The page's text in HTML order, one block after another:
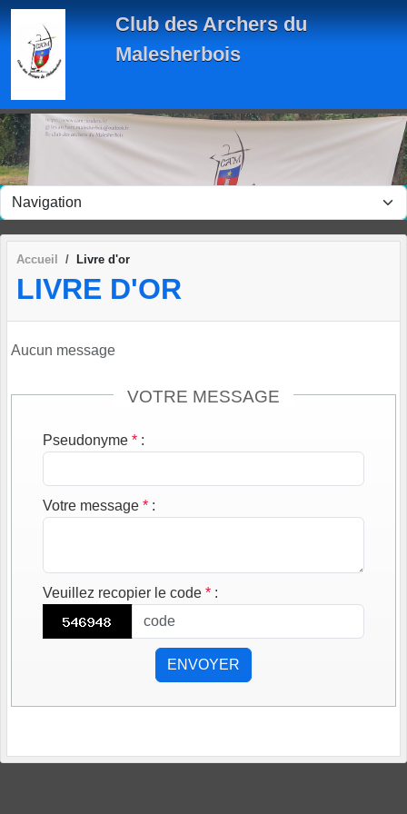
Club des Archers du
Malesherbois
Accueil Livre d'or
LIVRE D'OR
Aucun message
VOTRE MESSAGE
Pseudonyme * :
Votre message * :
Veuillez recopier le code * :
ENVOYER
Panneau de gestion des cookies